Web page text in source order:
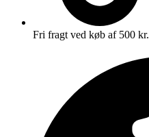
Fri fragt ved køb af 500 kr.